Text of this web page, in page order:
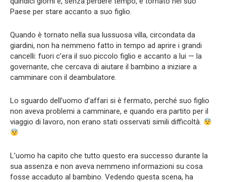
Paese per stare accanto a suo figlio.
Quando è tornato nella sua lussuosa villa, circondata da
giardini, non ha nemmeno fatto in tempo ad aprire i grandi
cancelli: fuori c’era il suo piccolo figlio e accanto a lui — la
governante, che cercava di aiutare il bambino a iniziare a
camminare con il deambulatore.
Lo sguardo dell’uomo d’affari si è fermato, perché suo figlio
non aveva problemi a camminare, e quando era partito per il
viaggio di lavoro, non erano stati osservati simili difficoltà.
L’uomo ha capito che tutto questo era successo durante la
sua assenza e non aveva nemmeno informazioni su cosa
fosse accaduto al bambino. Vedendo questa scena, ha